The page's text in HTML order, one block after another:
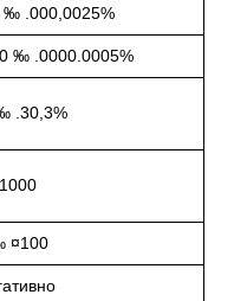
‰ .000,0025%
‰ .0000.0005%
.30,3%
¤100